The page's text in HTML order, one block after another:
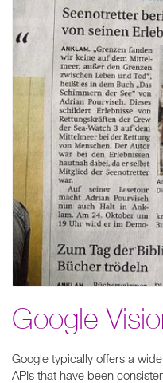
Google
Google typically offers a
APIs that have been